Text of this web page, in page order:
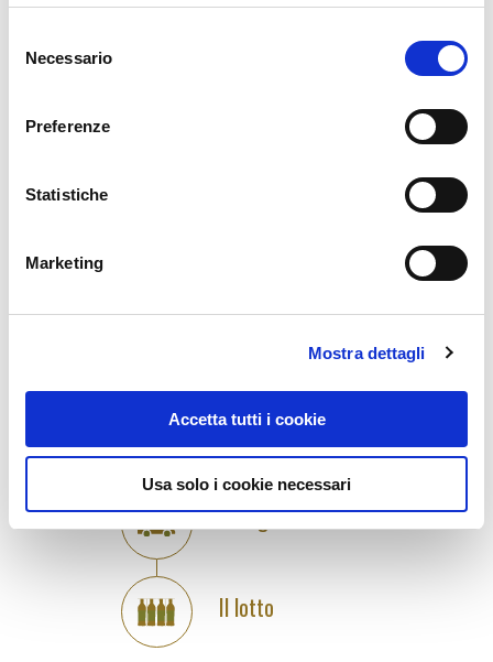
delNecessario
Preferenze
Statistiche
Marketing
Mostra dettagli
Accetta tutti i cookie
Usa solo i cookie necessari
La raccolta
L’imbottigliamento
La logistica
Il lotto
PROVIENE IL TUO OLIO